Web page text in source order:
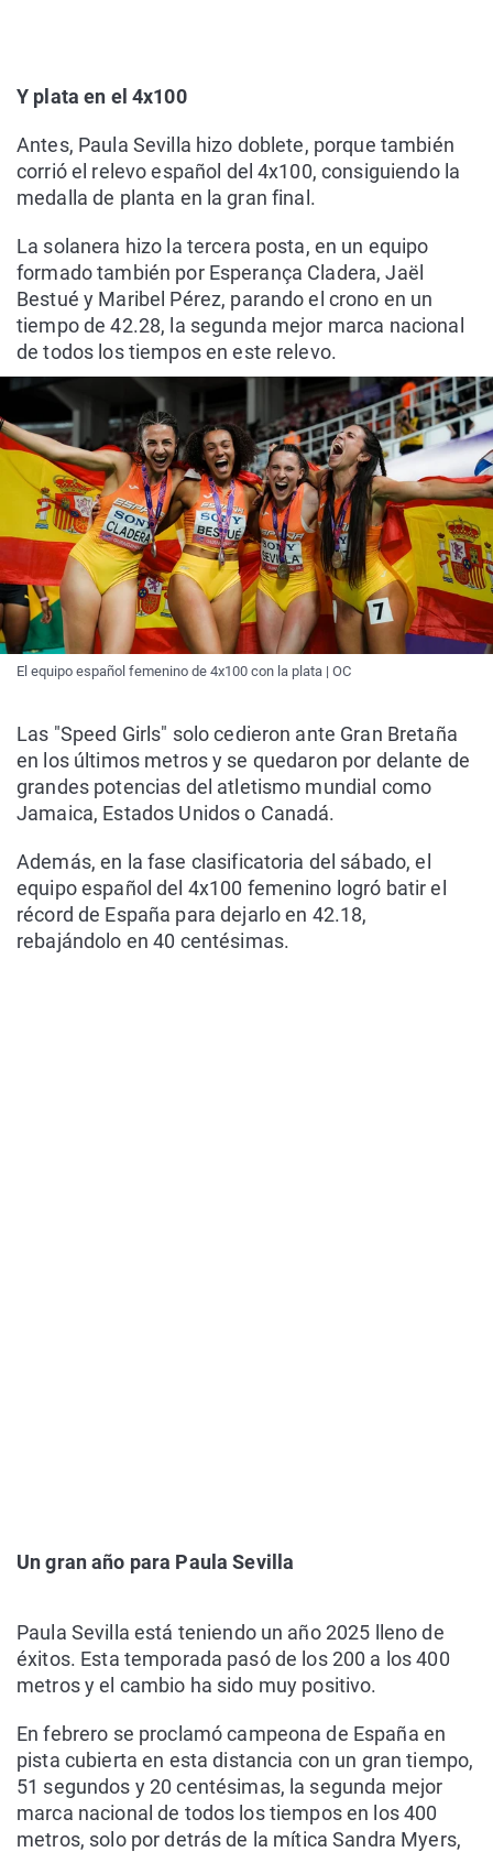
Y plata en el 4x100
Antes, Paula Sevilla hizo doblete, porque también
corrió el relevo español del 4x100, consiguiendo la
medalla de planta en la gran final.
La solanera hizo la tercera posta, en un equipo
formado también por Esperança Cladera, Jaël
Bestué y Maribel Pérez, parando el crono en un
tiempo de 42.28, la segunda mejor marca nacional
de todos los tiempos en este relevo.
El equipo español femenino de 4x100 con la plata | OC
Las "Speed Girls" solo cedieron ante Gran Bretaña
en los últimos metros y se quedaron por delante de
grandes potencias del atletismo mundial como
Jamaica, Estados Unidos o Canadá.
Además, en la fase clasificatoria del sábado, el
equipo español del 4x100 femenino logró batir el
récord de España para dejarlo en 42.18,
rebajándolo en 40 centésimas.
Un gran año para Paula Sevilla
Paula Sevilla está teniendo un año 2025 lleno de
éxitos. Esta temporada pasó de los 200 a los 400
metros y el cambio ha sido muy positivo.
En febrero se proclamó campeona de España en
pista cubierta en esta distancia con un gran tiempo,
51 segundos y 20 centésimas, la segunda mejor
marca nacional de todos los tiempos en los 400
metros, solo por detrás de la mítica Sandra Myers,